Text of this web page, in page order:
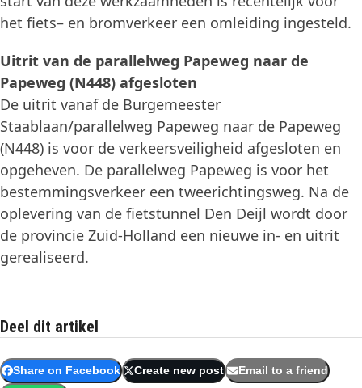
het fiets– en bromverkeer een omleiding ingesteld.
Uitrit van de parallelweg Papeweg naar de
Papeweg (N448) afgesloten
De uitrit vanaf de Burgemeester
Staablaan/parallelweg Papeweg naar de Papeweg
(N448) is voor de verkeersveiligheid afgesloten en
opgeheven. De parallelweg Papeweg is voor het
bestemmingsverkeer een tweerichtingsweg. Na de
oplevering van de fietstunnel Den Deijl wordt door
de provincie Zuid-Holland een nieuwe in- en uitrit
gerealiseerd.
Deel dit artikel
Share on Facebook Create new post Email to a friend